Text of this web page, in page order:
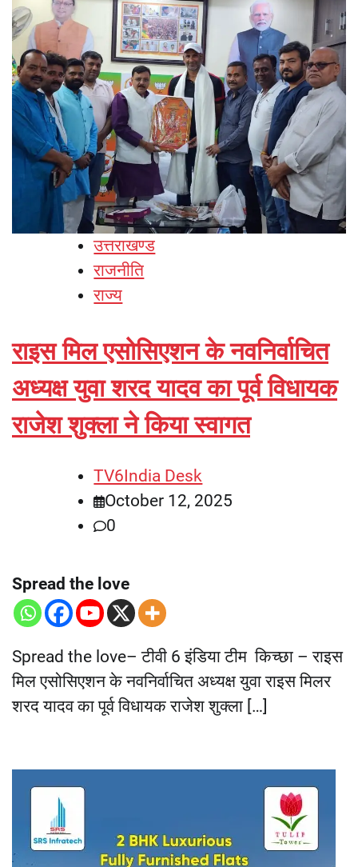
उत्तराखण्ड
राजनीति
राज्य
राइस मिल एसोसिएशन के नवनिर्वाचित
अध्यक्ष युवा शरद यादव का पूर्व विधायक
राजेश शुक्ला ने किया स्वागत
TV6India Desk
October 12, 2025
0
Spread the love
Spread the love– टीवी 6 इंडिया टीम किच्छा – राइस
मिल एसोसिएशन के नवनिर्वाचित अध्यक्ष युवा राइस मिलर
शरद यादव का पूर्व विधायक राजेश शुक्ला […]